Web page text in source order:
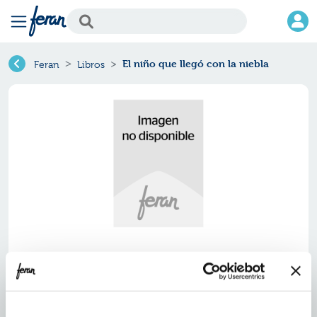
Feran Libros El niño que llegó con la niebla
El niño que llegó con la niebla
Ref.ZEV-LV5097